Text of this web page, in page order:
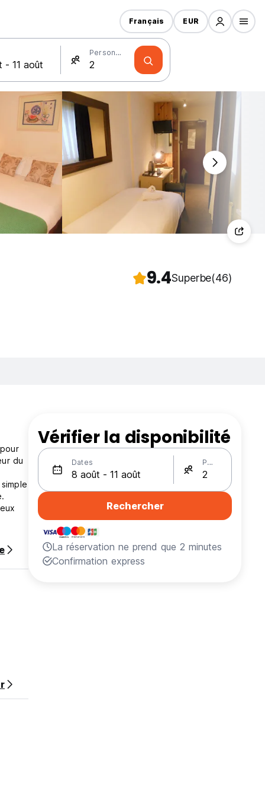
Personnes
Français EUR
9.4Superbe(46)
du
Vérifier la disponibilité
Dates Personnes
Rechercher
La réservation ne prend que 2 minutes
Confirmation express